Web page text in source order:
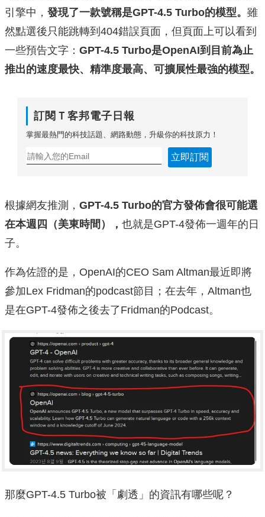
引擎中， 發現了一款號稱是GPT-4.5 Turbo的模型。 雖
然點選後只能跳轉到404錯誤頁面，但頁面上可以看到
一些預告文字： GPT-4.5 Turbo是OpenAI到目前為止
推出的速度最快、精準度最高、可擴展性最強的模型。
訂閱Ｔ客邦電子日報
掌握最熱門的科技話題、網路動態，升級你的科技原力！
立即訂閱
根據網友推測， GPT-4.5 Turbo的官方發佈會很可能選
在本週四（美東時間）， 也就是GPT-4發佈一週年的日
子。
作為佐證的是，OpenAI的CEO Sam Altman最近即將
參加Lex Fridman的podcast節目；在去年，Altman也
是在GPT-4發佈之後去了Fridman的Podcast。
那麼GPT-4.5 Turbo被「劇透」的資訊有哪些呢？